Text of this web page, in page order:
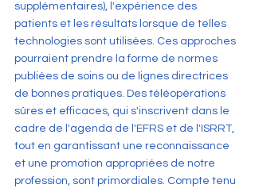
supplémentaires), l'expérience des
patients et les résultats lorsque de telles
technologies sont utilisées. Ces approches
pourraient prendre la forme de normes
publiées de soins ou de lignes directrices
de bonnes pratiques. Des téléopérations
sûres et efficaces, qui s'inscrivent dans le
cadre de l'agenda de l'EFRS et de l'ISRRT,
tout en garantissant une reconnaissance
et une promotion appropriées de notre
profession, sont primordiales. Compte tenu